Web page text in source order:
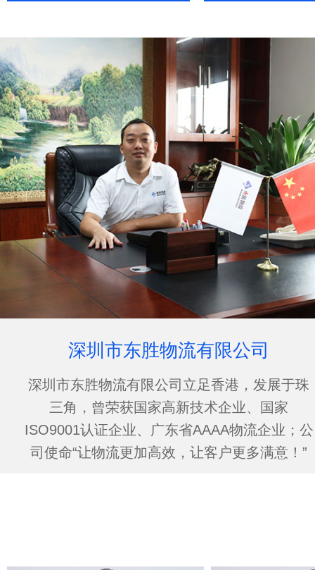
深圳市东胜物流有限公司
深圳市东胜物流有限公司立足香港，发展于珠
三角，曾荣获国家高新技术企业、国家
ISO9001认证企业、广东省AAAA物流企业；公
司使命“让物流更加高效，让客户更多满意！”